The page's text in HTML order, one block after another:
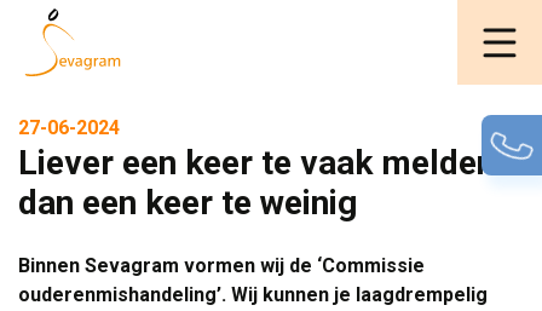
27-06-2024
Liever een keer te vaak melden
dan een keer te weinig
Binnen Sevagram vormen wij de ‘Commissie
ouderenmishandeling’. Wij kunnen je laagdrempelig